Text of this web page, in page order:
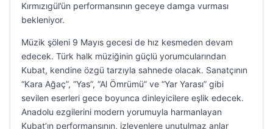
Kırmızıgül’ün performansının geceye damga vurması
bekleniyor.
Müzik şöleni 9 Mayıs gecesi de hız kesmeden devam
edecek. Türk halk müziğinin güçlü yorumcularından
Kubat, kendine özgü tarzıyla sahnede olacak. Sanatçının
“Kara Ağaç”, “Yas”, “Al Ömrümü” ve “Yar Yarası” gibi
sevilen eserleri gece boyunca dinleyicilere eşlik edecek.
Anadolu ezgilerini modern yorumuyla harmanlayan
Kubat’ın performansının, izleyenlere unutulmaz anlar